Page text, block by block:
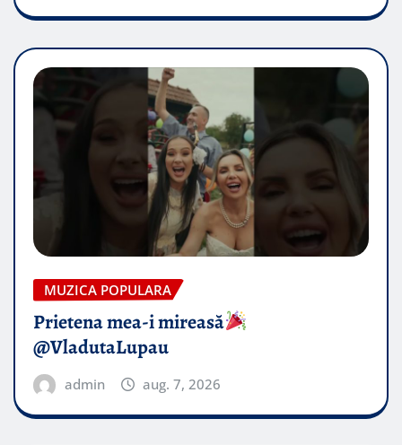
MUZICA POPULARA
Prietena mea-i mireasă​
@VladutaLupau
admin aug. 7, 2026